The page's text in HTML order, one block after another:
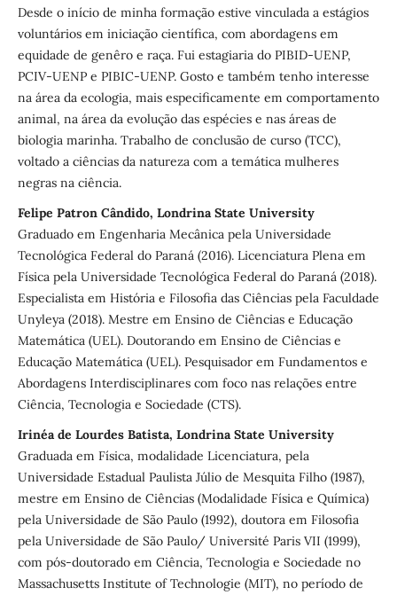
Desde o início de minha formação estive vinculada a estágios
voluntários em iniciação científica, com abordagens em
equidade de genêro e raça. Fui estagiaria do PIBID-UENP,
PCIV-UENP e PIBIC-UENP. Gosto e também tenho interesse
na área da ecologia, mais especificamente em comportamento
animal, na área da evolução das espécies e nas áreas de
biologia marinha. Trabalho de conclusão de curso (TCC),
voltado a ciências da natureza com a temática mulheres
negras na ciência.
Felipe Patron Cândido, Londrina State University
Graduado em Engenharia Mecânica pela Universidade
Tecnológica Federal do Paraná (2016). Licenciatura Plena em
Física pela Universidade Tecnológica Federal do Paraná (2018).
Especialista em História e Filosofia das Ciências pela Faculdade
Unyleya (2018). Mestre em Ensino de Ciências e Educação
Matemática (UEL). Doutorando em Ensino de Ciências e
Educação Matemática (UEL). Pesquisador em Fundamentos e
Abordagens Interdisciplinares com foco nas relações entre
Ciência, Tecnologia e Sociedade (CTS).
Irinéa de Lourdes Batista, Londrina State University
Graduada em Física, modalidade Licenciatura, pela
Universidade Estadual Paulista Júlio de Mesquita Filho (1987),
mestre em Ensino de Ciências (Modalidade Física e Química)
pela Universidade de São Paulo (1992), doutora em Filosofia
pela Universidade de São Paulo/ Université Paris VII (1999),
com pós-doutorado em Ciência, Tecnologia e Sociedade no
Massachusetts Institute of Technologie (MIT), no período de